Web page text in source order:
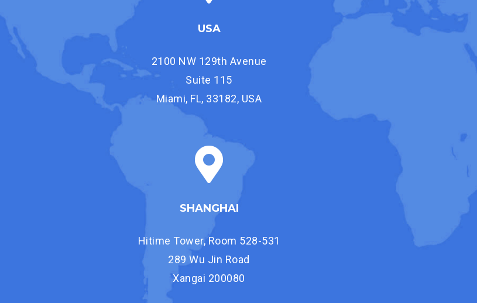
USA
2100 NW 129th Avenue
Suite 115
Miami, FL, 33182, USA
SHANGHAI
Hitime Tower, Room 528-531
289 Wu Jin Road
Xangai 200080